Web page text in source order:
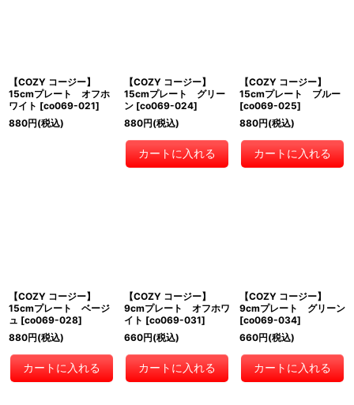
【COZY コージー】
15cmプレート オフホ
ワイト [co069-021]
880円(税込)
【COZY コージー】
15cmプレート グリー
ン [co069-024]
880円(税込)
カートに入れる
【COZY コージー】
15cmプレート ブルー
[co069-025]
880円(税込)
カートに入れる
【COZY コージー】
15cmプレート ベージ
ュ [co069-028]
880円(税込)
カートに入れる
【COZY コージー】
9cmプレート オフホワ
イト [co069-031]
660円(税込)
カートに入れる
【COZY コージー】
9cmプレート グリーン
[co069-034]
660円(税込)
カートに入れる